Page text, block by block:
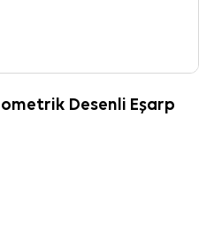
Desenli Eşarp